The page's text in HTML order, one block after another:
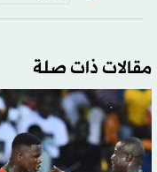
مقالات ذات صلة